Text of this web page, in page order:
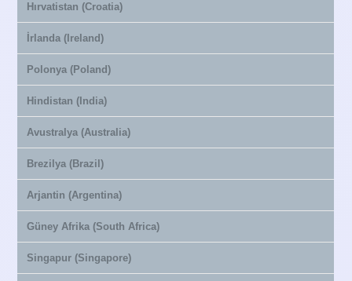
Hırvatistan (Croatia)
İrlanda (Ireland)
Polonya (Poland)
Hindistan (India)
Avustralya (Australia)
Brezilya (Brazil)
Arjantin (Argentina)
Güney Afrika (South Africa)
Singapur (Singapore)